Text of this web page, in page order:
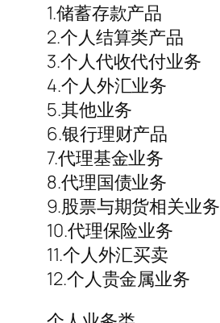
1.储蓄存款产品
2.个人结算类产品
3.个人代收代付业务
4.个人外汇业务
5.其他业务
6.银行理财产品
7.代理基金业务
8.代理国债业务
9.股票与期货相关业务
10.代理保险业务
11.个人外汇买卖
12.个人贵金属业务